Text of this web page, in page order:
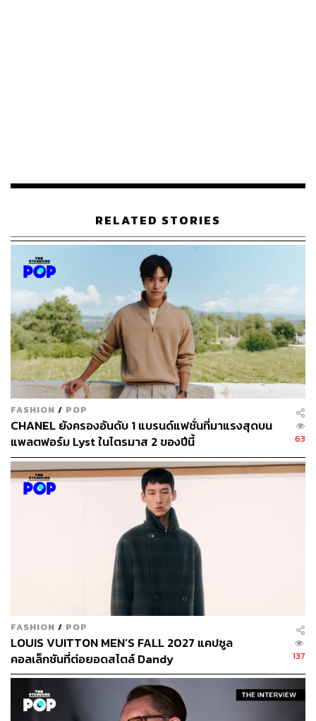
RELATED STORIES
FASHION / POP
CHANEL ยังครองอันดับ 1 แบรนด์แฟชั่นที่มาแรงสุดบน
แพลตฟอร์ม Lyst ในไตรมาส 2 ของปีนี้
63
FASHION / POP
LOUIS VUITTON MEN’S FALL 2027 แคปซูล
คอลเล็กชันที่ต่อยอดสไตล์ Dandy
137